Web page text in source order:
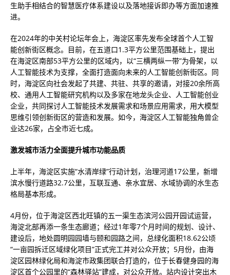
生助手相结合的智慧医疗体系建设以及落地接诉即办等方面加速推
进。
在2024年的中关村论坛年会上，海淀区率先发布全球首个人工智
能创新街区概念。目前，在五道口1.3平方公里范围基础上，提出
在海淀区南部53平方公里的区域内，以“三横两纵一带”为骨架，以
人工智能技术为支撑，全面打造面向未来的人工智能创新街区。同
时，海淀区向社会发起了共建、共驻、共享的邀请，对接20余所高
校、通用人工智能研究机构以及多家在地龙头企业、人工智能创业
企业，共同探讨人工智能技术发展需求和场景应用需求，用大模型
思维引领创新街区的营造和发展。如今，海淀区人工智能独角兽企
业达26家，占全市近七成。
激发城市活力全面提升城市功能品质
上半年，海淀区实施“水清岸绿”行动计划，治理河道17公里，新增
滨水慢行道路32.7公里，互联互通、亲水宜居、水域协调的水生态
格局基本形成。
4月份，位于海淀区西北旺镇的五一渠生态滨河公园开园试运营，
海淀北部再添一条生态廊道；经过1年零7个月时间的规划、设计、
建设后，地处圆明园园墙与颐和园路之间，总绿化面积18.62公顷
“一亩园拆迁区域绿化项目”正式完工并对公众开放；5月份，由海
淀区园林绿化局和海淀市政集团联合打造的，位于长春健身园的海
淀区首个公园里的“森林驿站”建成，对公众开放。站内设计突出木